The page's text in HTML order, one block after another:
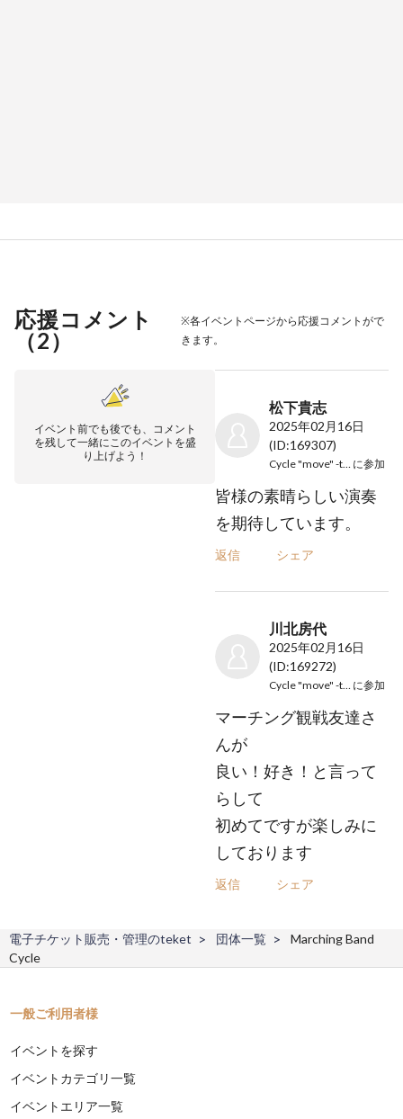
応援コメント
（2）
※各イベントページから応援コメントがで
きます。
イベント前でも後でも、コメント
を残して一緒にこのイベントを盛
り上げよう！
松下貴志
2025年02月16日
(ID:169307)
に参加
皆様の素晴らしい演奏
を期待しています。
返信 シェア
川北房代
2025年02月16日
(ID:169272)
に参加
マーチング観戦友達さ
んが
良い！好き！と言って
らして
初めてですが楽しみに
しております
返信 シェア
電子チケット販売・管理のteket 団体一覧
Marching Band
Cycle
一般ご利用者様
イベントを探す
イベントカテゴリ一覧
イベントエリア一覧